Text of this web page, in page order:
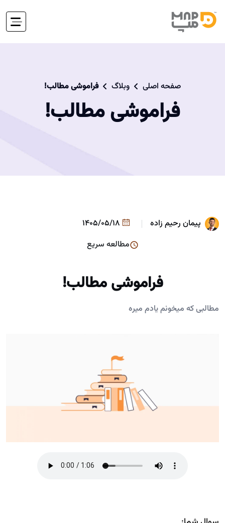
صفحه اصلی وبلاگ فراموشی مطالب!
فراموشی مطالب!
پیمان رحیم زاده
مطالعه سریع
فراموشی مطالب!
مطالبی که میخونم یادم میره